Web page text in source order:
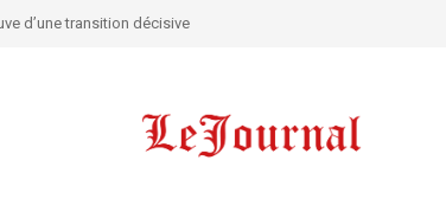
de formation des conservateurs des titres immobiliers